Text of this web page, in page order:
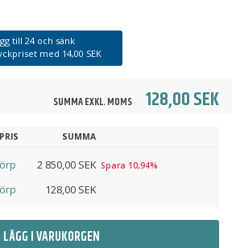
till 24och sänk
med 14,00 SEK
SUMMA EXKL. MOMS 128,00 SEK
SUMMA
2 850,00 SEK Spara 10,94%
128,00 SEK
LÄGG I VARUKORGEN